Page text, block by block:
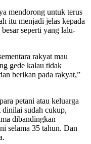
mendorong untuk terus
itu menjadi jelas kepada
seperti yang lalu-
rakyat mau
gede kalau tidak
berikan pada rakyat,”
petani atau keluarga
dinilai sudah cukup,
dibandingkan
selama 35 tahun. Dan